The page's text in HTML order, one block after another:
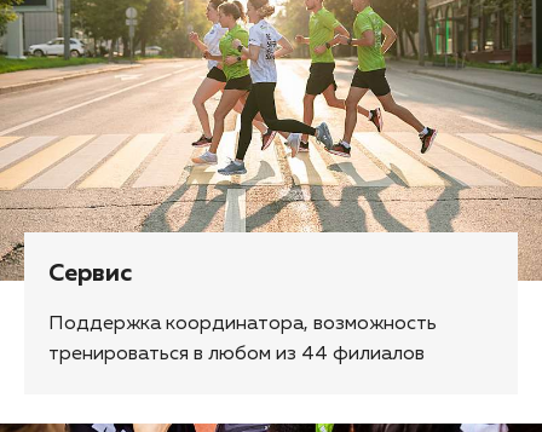
Сервис
Поддержка координатора, возможность
тренироваться в любом из 44 филиалов